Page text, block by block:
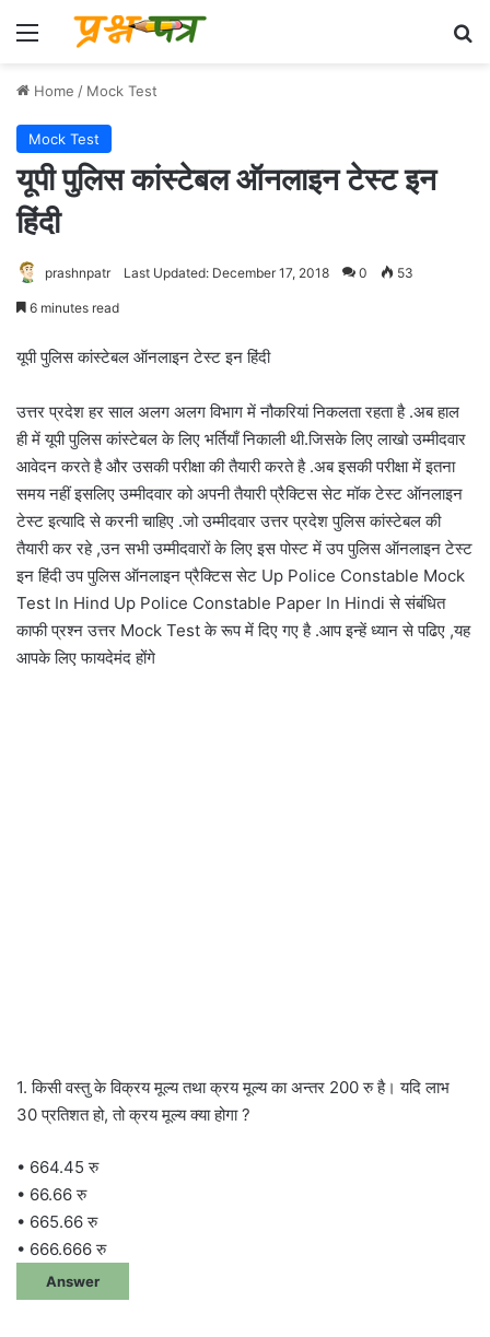
Menu
Home / Mock Test
Mock Test
यूपी पुलिस कांस्टेबल ऑनलाइन टेस्ट इन
हिंदी
prashnpatr Last Updated: December 17, 2018 0 53
6 minutes read
यूपी पुलिस कांस्टेबल ऑनलाइन टेस्ट इन हिंदी
उत्तर प्रदेश हर साल अलग अलग विभाग में नौकरियां निकलता रहता है .अब हाल
ही में यूपी पुलिस कांस्टेबल के लिए भर्तियाँ निकाली थी.जिसके लिए लाखो उम्मीदवार
आवेदन करते है और उसकी परीक्षा की तैयारी करते है .अब इसकी परीक्षा में इतना
समय नहीं इसलिए उम्मीदवार को अपनी तैयारी प्रैक्टिस सेट मॉक टेस्ट ऑनलाइन
टेस्ट इत्यादि से करनी चाहिए .जो उम्मीदवार उत्तर प्रदेश पुलिस कांस्टेबल की
तैयारी कर रहे ,उन सभी उम्मीदवारों के लिए इस पोस्ट में उप पुलिस ऑनलाइन टेस्ट
इन हिंदी उप पुलिस ऑनलाइन प्रैक्टिस सेट Up Police Constable Mock
Test In Hind Up Police Constable Paper In Hindi से संबंधित
काफी प्रश्न उत्तर Mock Test के रूप में दिए गए है .आप इन्हें ध्यान से पढिए ,यह
आपके लिए फायदेमंद होंगे
1. किसी वस्तु के विक्रय मूल्य तथा क्रय मूल्य का अन्तर 200 रु है। यदि लाभ
30 प्रतिशत हो, तो क्रय मूल्य क्या होगा ?
• 664.45 रु
• 66.66 रु
• 665.66 रु
• 666.666 रु
Answer